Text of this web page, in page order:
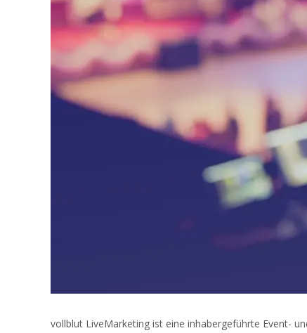
vollblut LiveMarketing ist eine inhabergeführte Event-